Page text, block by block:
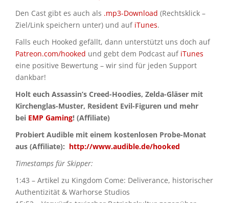
Den Cast gibt es auch als .mp3-Download (Rechtsklick –
Ziel/Link speichern unter) und auf iTunes.
Falls euch Hooked gefällt, dann unterstützt uns doch auf
Patreon.com/hooked und gebt dem Podcast auf iTunes
eine positive Bewertung – wir sind für jeden Support
dankbar!
Holt euch Assassin’s Creed-Hoodies, Zelda-Gläser mit
Kirchenglas-Muster, Resident Evil-Figuren und mehr
bei EMP Gaming! (Affiliate)
Probiert Audible mit einem kostenlosen Probe-Monat
aus (Affiliate): http://www.audible.de/hooked
Timestamps für Skipper:
1:43 – Artikel zu Kingdom Come: Deliverance, historischer
Authentizität & Warhorse Studios